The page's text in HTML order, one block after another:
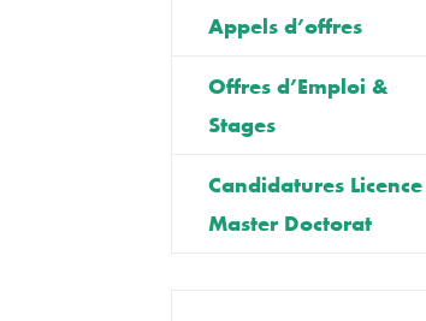
Appels d’offres
Offres d’Emploi &
Stages
Candidatures Licence
Master Doctorat